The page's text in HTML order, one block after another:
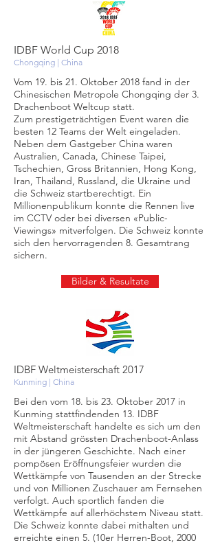
IDBF World Cup 2018
Chongqing | China
Vom 19. bis 21. Oktober 2018 fand in der
Chinesischen Metropole Chongqing der 3.
Drachenboot Weltcup statt.
Zum prestigeträchtigen Event waren die
besten 12 Teams der Welt eingeladen.
Neben dem Gastgeber China waren
Australien, Canada, Chinese Taipei,
Tschechien, Gross Britannien, Hong Kong,
Iran, Thailand, Russland, die Ukraine und
die Schweiz startberechtigt. Ein
Millionenpublikum konnte die Rennen live
im CCTV oder bei diversen «Public-
Viewings» mitverfolgen. Die Schweiz konnte
sich den hervorragenden 8. Gesamtrang
sichern.
Bilder & Resultate
IDBF Weltmeisterschaft 2017
Kunming | China
Bei den vom 18. bis 23. Oktober 2017 in
Kunming stattfindenden 13. IDBF
Weltmeisterschaft handelte es sich um den
mit Abstand grössten Drachenboot-Anlass
in der jüngeren Geschichte. Nach einer
pompösen Eröffnungsfeier wurden die
Wettkämpfe von Tausenden an der Strecke
und von Millionen Zuschauer am Fernsehen
verfolgt. Auch sportlich fanden die
Wettkämpfe auf allerhöchstem Niveau statt.
Die Schweiz konnte dabei mithalten und
erreichte einen 5. (10er Herren-Boot, 2000